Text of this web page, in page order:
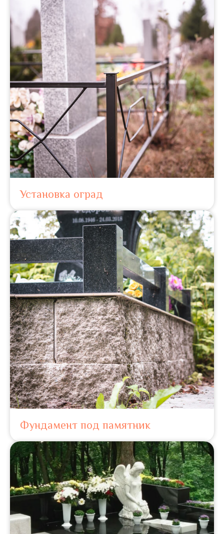
Установка оград
Фундамент под памятник